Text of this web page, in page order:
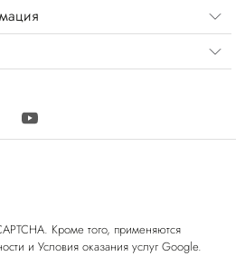
Кроме того, применяются
и Условия оказания услуг Google.